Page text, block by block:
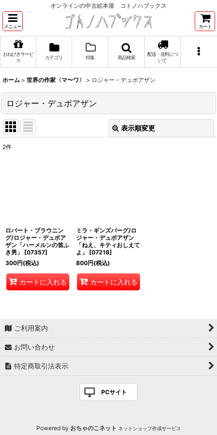
オンラインの中古絵本屋 コトノハブックス
メニュー カート
おねびきサービ
ス
カテゴリ 特集 商品検索
配送・送料につ
いて
ホーム > 世界の作家〈マ〜ワ〉 > ロジャー・デュボアザン
ロジャー・デュボアザン
表示順変更
2件
ロバート・ブラウニン
グ/ロジャー・デュボア
ザン「ハーメルンの笛ふ
き男」
[07357]
300円(税込)
カートに入れる
ミラ・ギンズバーグ/ロ
ジャー・デュボアザン
「ねえ、キティおしえて
よ」
[07218]
800円(税込)
カートに入れる
ご利用案内
お問い合わせ
特定商取引法表示
PCサイト
Powered by おちゃのこネット ネットショップ作成サービス